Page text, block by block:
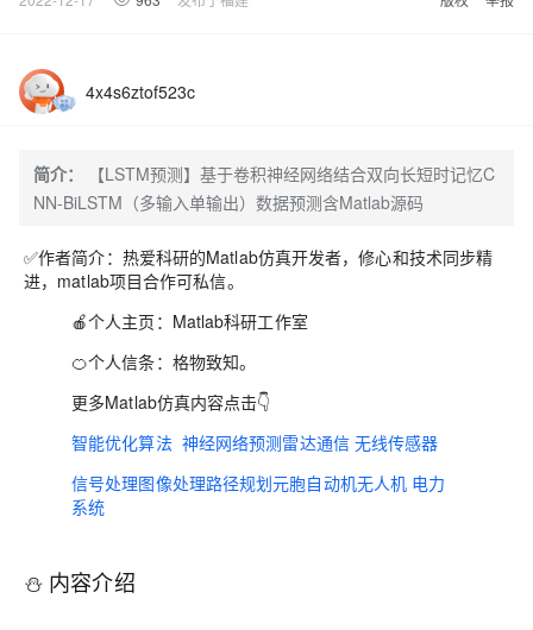
4x4s6ztof523c
简介：
【LSTM预测】基于卷积神经网络结合双向长短时记忆C
NN-BiLSTM（多输入单输出）数据预测含Matlab源码
✅作者简介：热爱科研的Matlab仿真开发者，修心和技术同步精
进，matlab项目合作可私信。
🍎个人主页： Matlab科研工作室
🍊个人信条：格物致知。
更多Matlab仿真内容点击👇
智能优化算法 神经网络预测雷达通信 无线传感器
信号处理图像处理路径规划元胞自动机无人机 电力
系统
⛄ 内容介绍